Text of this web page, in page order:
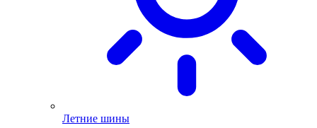
Летние шины